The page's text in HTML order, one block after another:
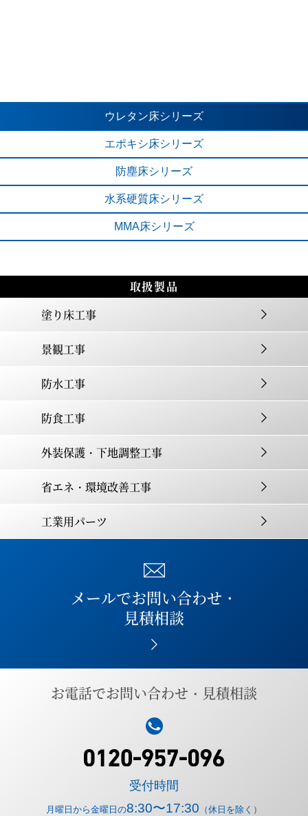
ウレタン床シリーズ
エポキシ床シリーズ
防塵床シリーズ
水系硬質床シリーズ
MMA床シリーズ
取扱製品
塗り床工事
景観工事
防水工事
防食工事
外装保護・下地調整工事
省エネ・環境改善工事
工業用パーツ
メールでお問い合わせ・
見積相談
お電話でお問い合わせ・見積相談
受付時間
月曜日から金曜日の8:30〜17:30 （休日を除く）